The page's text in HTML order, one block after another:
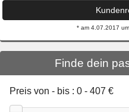
* am 4.07.2017
Finde dein
Preis von - bis : 0 - 407 €